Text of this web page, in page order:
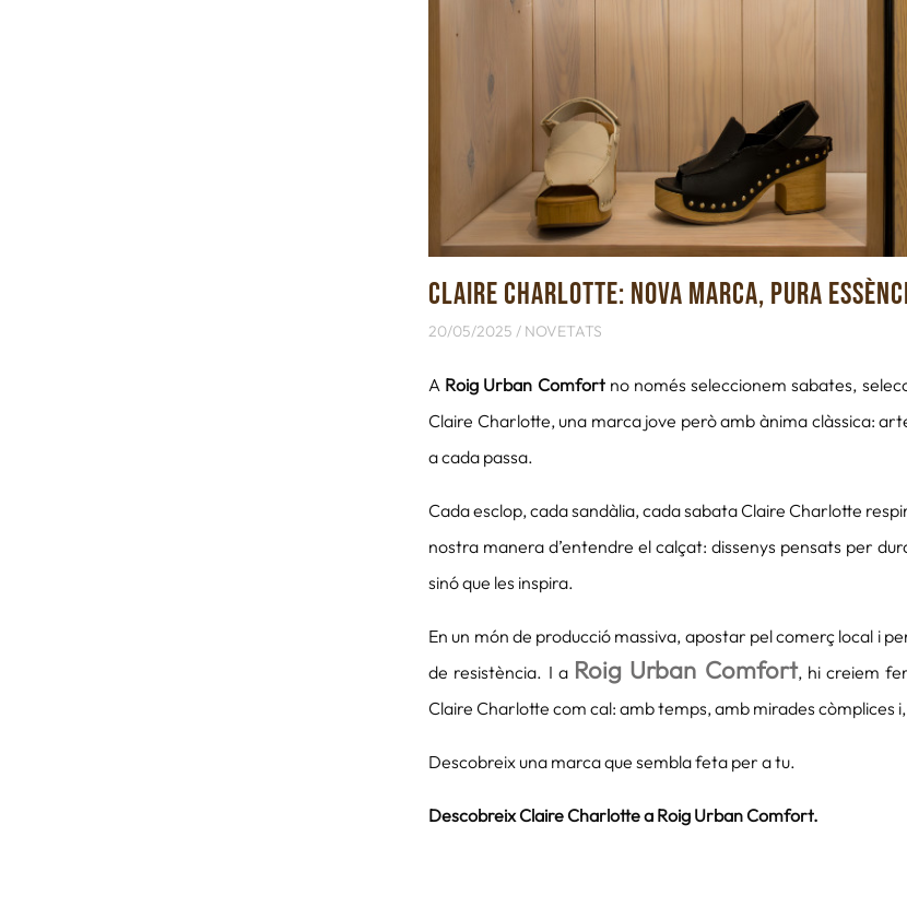
CLAIRE CHARLOTTE: NOVA MARCA, PURA
20/05/2025 / NOVETATS
A Roig Urban Comfortno només seleccionem sabates,
Claire Charlotte, una marca jove però amb ànima clàssica:
a cada passa.
Cada esclop, cada sandàlia, cada sabata Claire Charlotte
nostra manera d’entendre el calçat: dissenys pensats per
sinó que les inspira.
En un món de producció massiva, apostar pel comerç local i
de resistència. I a Roig Urban Comfort, hi creiem
Claire Charlotte com cal: amb temps, amb mirades còmplices
Descobreix una marca que sembla feta per a tu.
Descobreix Claire Charlotte a Roig Urban Comfort.